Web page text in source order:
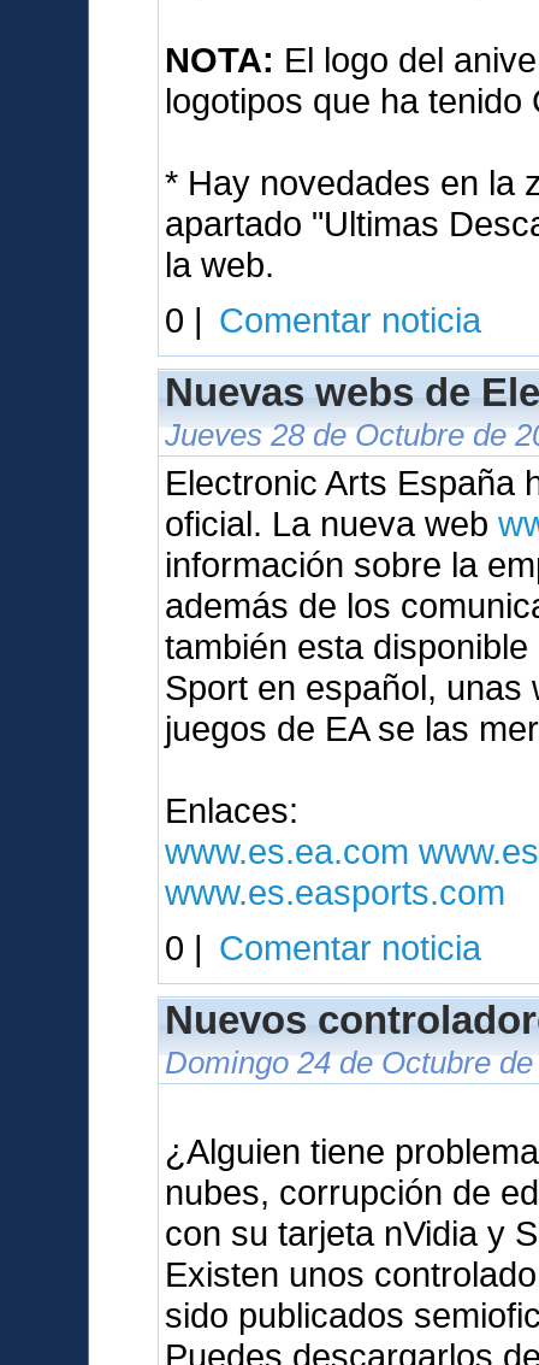
NOTA: El logo del
logotipos que ha tenido
* Hay novedades en la
apartado "Ultimas
la web.
0 | Comentar noticia
Nuevas webs de
Jueves 28 de Octubre de
Electronic Arts España
oficial. La nueva web
información sobre la
además de los
también esta
Sport en español, unas
juegos de EA se las
Enlaces:
www.es.ea.com
www.es.easports.com
0 | Comentar noticia
Nuevos
Domingo 24 de Octubre
¿Alguien tiene
nubes, corrupción de
con su tarjeta nVidia y
Existen unos
sido publicados
Puedes descargarlos